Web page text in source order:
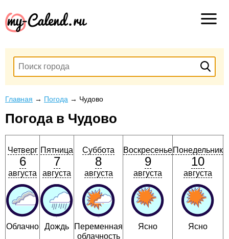
Главная → Погода → Чудово
Погода в Чудово
Четверг
6
августа
Облачно
Пятница
7
августа
Дождь
Суббота
8
августа
Переменная
облачность
Воскресенье
9
августа
Ясно
Понедельник
10
августа
Ясно